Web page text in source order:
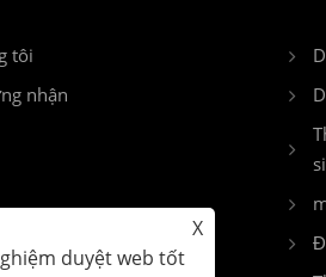
tôi
nhận
gặp
X
duyệt web tốt